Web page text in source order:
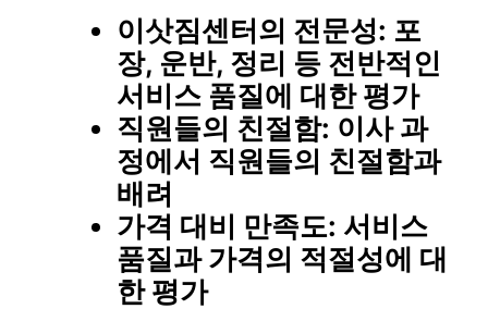
이삿짐센터의 전문성: 포
장, 운반, 정리 등 전반적인
서비스 품질에 대한 평가
직원들의 친절함: 이사 과
정에서 직원들의 친절함과
배려
가격 대비 만족도: 서비스
품질과 가격의 적절성에 대
한 평가